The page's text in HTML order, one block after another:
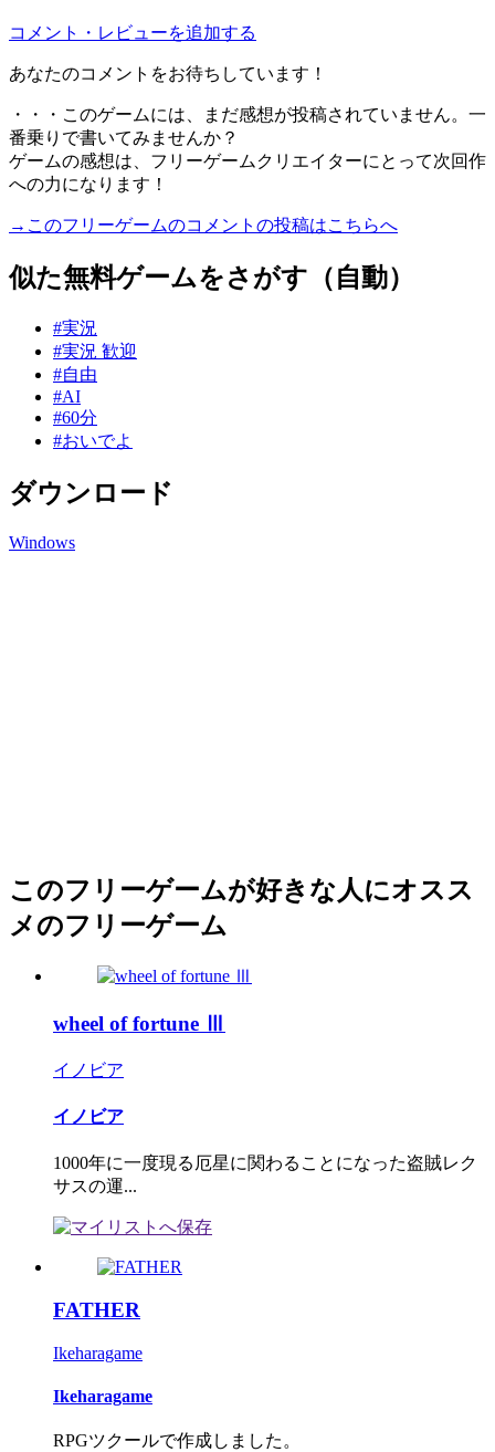
コメント・レビューを追加する
あなたのコメントをお待ちしています！
・・・このゲームには、まだ感想が投稿されていません。一
番乗りで書いてみませんか？
ゲームの感想は、フリーゲームクリエイターにとって次回作
への力になります！
→このフリーゲームのコメントの投稿はこちらへ
似た無料ゲームをさがす（自動）
#実況
#実況 歓迎
#自由
#AI
#60分
#おいでよ
ダウンロード
Windows
このフリーゲームが好きな人にオスス
メのフリーゲーム
wheel of fortune Ⅲ
イノビア
イノビア
1000年に一度現る厄星に関わることになった盗賊レク
サスの運...
FATHER
Ikeharagame
Ikeharagame
RPGツクールで作成しました。